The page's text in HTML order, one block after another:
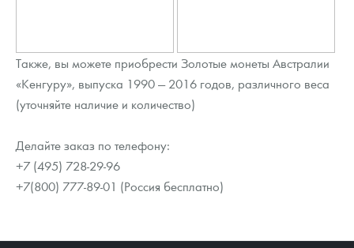
Также, вы можете приобрести Золотые монеты Австралии
«Кенгуру», выпуска 1990 — 2016 годов, различного веса
(уточняйте наличие и количество)
Делайте заказ по телефону:
+7 (495) 728-29-96
+7(800) 777-89-01 (Россия бесплатно)